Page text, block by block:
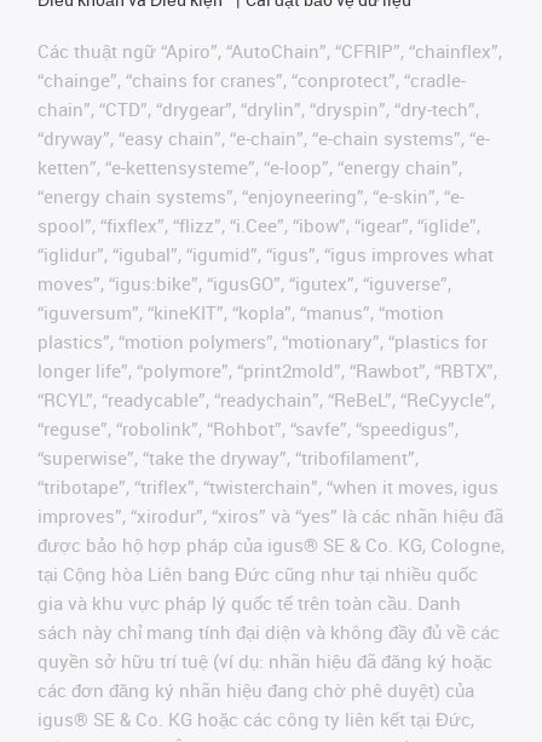
Các thuật ngữ “Apiro”, “AutoChain”, “CFRIP”, “chainflex”,
“chainge”, “chains for cranes”, “conprotect”, “cradle-
chain”, “CTD”, “drygear”, “drylin”, “dryspin”, “dry-tech”,
“dryway”, “easy chain”, “e-chain”, “e-chain systems”, “e-
ketten”, “e-kettensysteme”, “e-loop”, “energy chain”,
“energy chain systems”, “enjoyneering”, “e-skin”, “e-
spool”, “fixflex”, “flizz”, “i.Cee”, “ibow”, “igear”, “iglide”,
“iglidur”, “igubal”, “igumid”, “igus”, “igus improves what
moves”, “igus:bike”, “igusGO”, “igutex”, “iguverse”,
“iguversum”, “kineKIT”, “kopla”, “manus”, “motion
plastics”, “motion polymers”, “motionary”, “plastics for
longer life”, “polymore”, “print2mold”, “Rawbot”, “RBTX”,
“RCYL”, “readycable”, “readychain”, “ReBeL”, “ReCyycle”,
“reguse”, “robolink”, “Rohbot”, “savfe”, “speedigus”,
“superwise”, “take the dryway”, “tribofilament”,
“tribotape”, “triflex”, “twisterchain”, “when it moves, igus
improves”, “xirodur”, “xiros” và “yes” là các nhãn hiệu đã
được bảo hộ hợp pháp của igus® SE & Co. KG, Cologne,
tại Cộng hòa Liên bang Đức cũng như tại nhiều quốc
gia và khu vực pháp lý quốc tế trên toàn cầu. Danh
sách này chỉ mang tính đại diện và không đầy đủ về các
quyền sở hữu trí tuệ (ví dụ: nhãn hiệu đã đăng ký hoặc
các đơn đăng ký nhãn hiệu đang chờ phê duyệt) của
igus® SE & Co. KG hoặc các công ty liên kết tại Đức,